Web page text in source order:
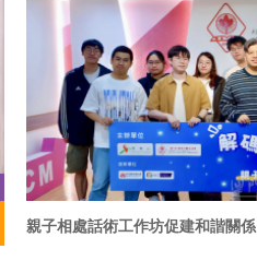
親子相處話術工作坊促建和諧關係